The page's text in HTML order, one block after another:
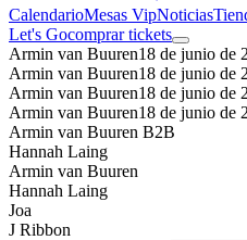
CalendarioMesas VipNoticias
Let's Gocomprar tickets
Armin van Buuren18 de junio de
Armin van Buuren18 de junio de
Armin van Buuren18 de junio de
Armin van Buuren18 de junio de
Armin van Buuren B2B
Hannah Laing
Armin van Buuren
Hannah Laing
Joa
J Ribbon